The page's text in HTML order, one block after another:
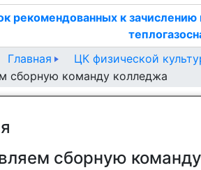
рекомендованных к
Главная
ЦК физической
сборную команду колледжа
сборную